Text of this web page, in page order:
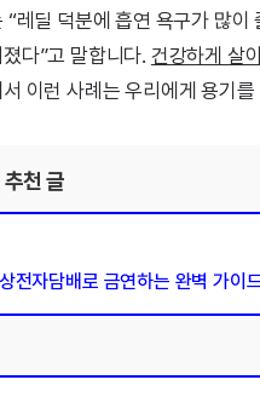
“레딜 덕분에 흡연 욕구가 많이
다”고 말합니다. 건강하게 살
이런 사례는 우리에게 용기를
천 글
전자담배로 금연하는 완벽 가이